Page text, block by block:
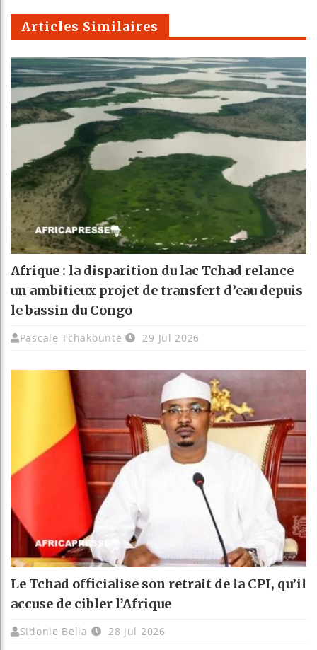
m
Articles Similaires
Afrique : la disparition du lac Tchad relance
un ambitieux projet de transfert d’eau depuis
le bassin du Congo
Pascale Tchakounte 29 Jul 2026
Le Tchad officialise son retrait de la CPI, qu’il
accuse de cibler l’Afrique
Sidonie Bella 28 Jul 2026